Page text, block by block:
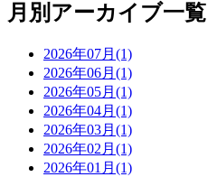
月別アーカイブ一覧
2026年07月(1)
2026年06月(1)
2026年05月(1)
2026年04月(1)
2026年03月(1)
2026年02月(1)
2026年01月(1)